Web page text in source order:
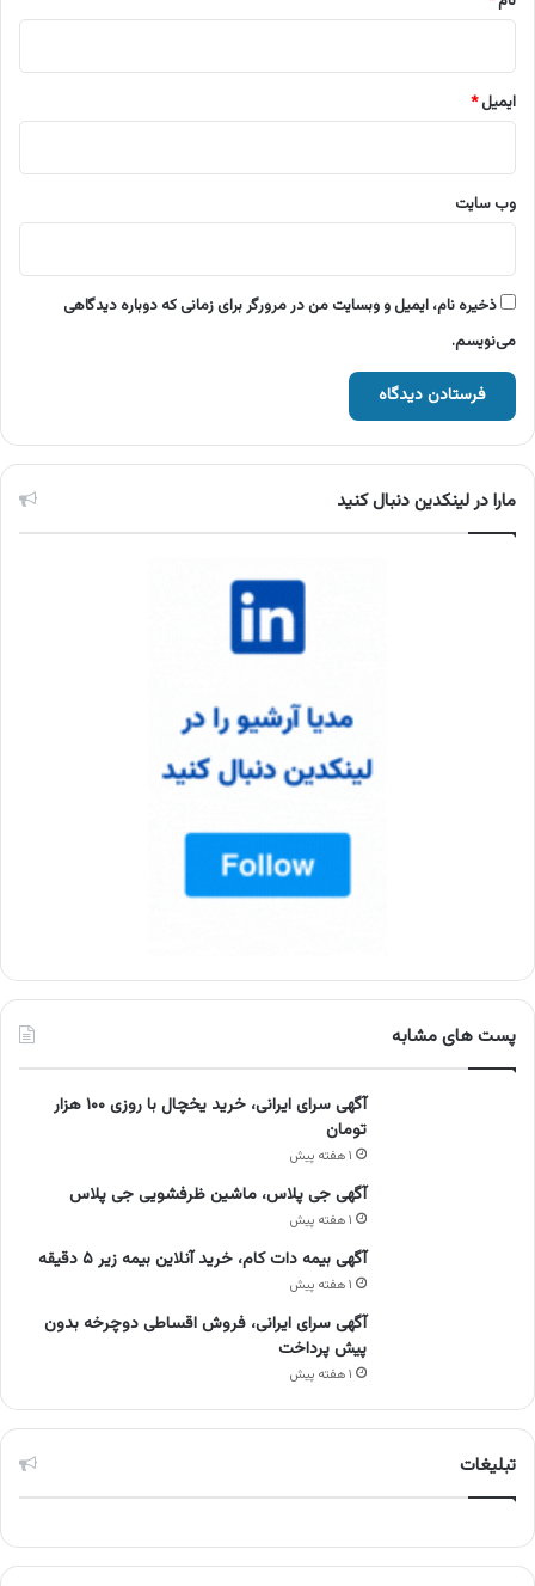
ایمیل*
وب‌ سایت
ذخیره نام، ایمیل و وبسایت من در مرورگر برای زمانی که دوباره دیدگاهی
می‌نویسم.
مارا در لینکدین دنبال کنید
پست های مشابه
آگهی سرای ایرانی، خرید یخچال با روزی ۱۰۰ هزار
تومان
۱ هفته پیش
آگهی جی پلاس، ماشین ظرفشویی جی پلاس
۱ هفته پیش
آگهی بیمه دات کام، خرید آنلاین بیمه زیر ۵ دقیقه
۱ هفته پیش
آگهی سرای ایرانی، فروش اقساطی دوچرخه بدون
پیش پرداخت
۱ هفته پیش
تبلیغات